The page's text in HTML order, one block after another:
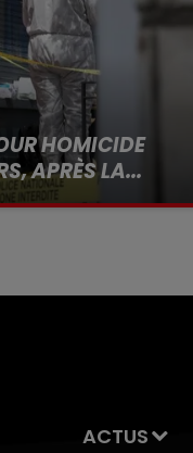
HOMICIDE
APRÈS LA...
le logement
ACTUS